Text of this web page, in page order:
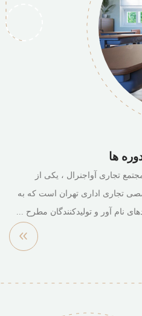
تجاری آواجنرال ، یکی از
تجاری اداری تهران است که به
نام آور و تولیدکنندگان مطرح ...